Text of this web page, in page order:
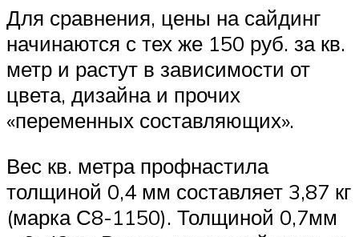
Для сравнения, цены на сайдинг
начинаются с тех же 150 руб. за кв.
метр и растут в зависимости от
цвета, дизайна и прочих
«переменных составляющих».
Вес кв. метра профнастила
толщиной 0,4 мм составляет 3,87 кг
(марка С8-1150). Толщиной 0,7мм